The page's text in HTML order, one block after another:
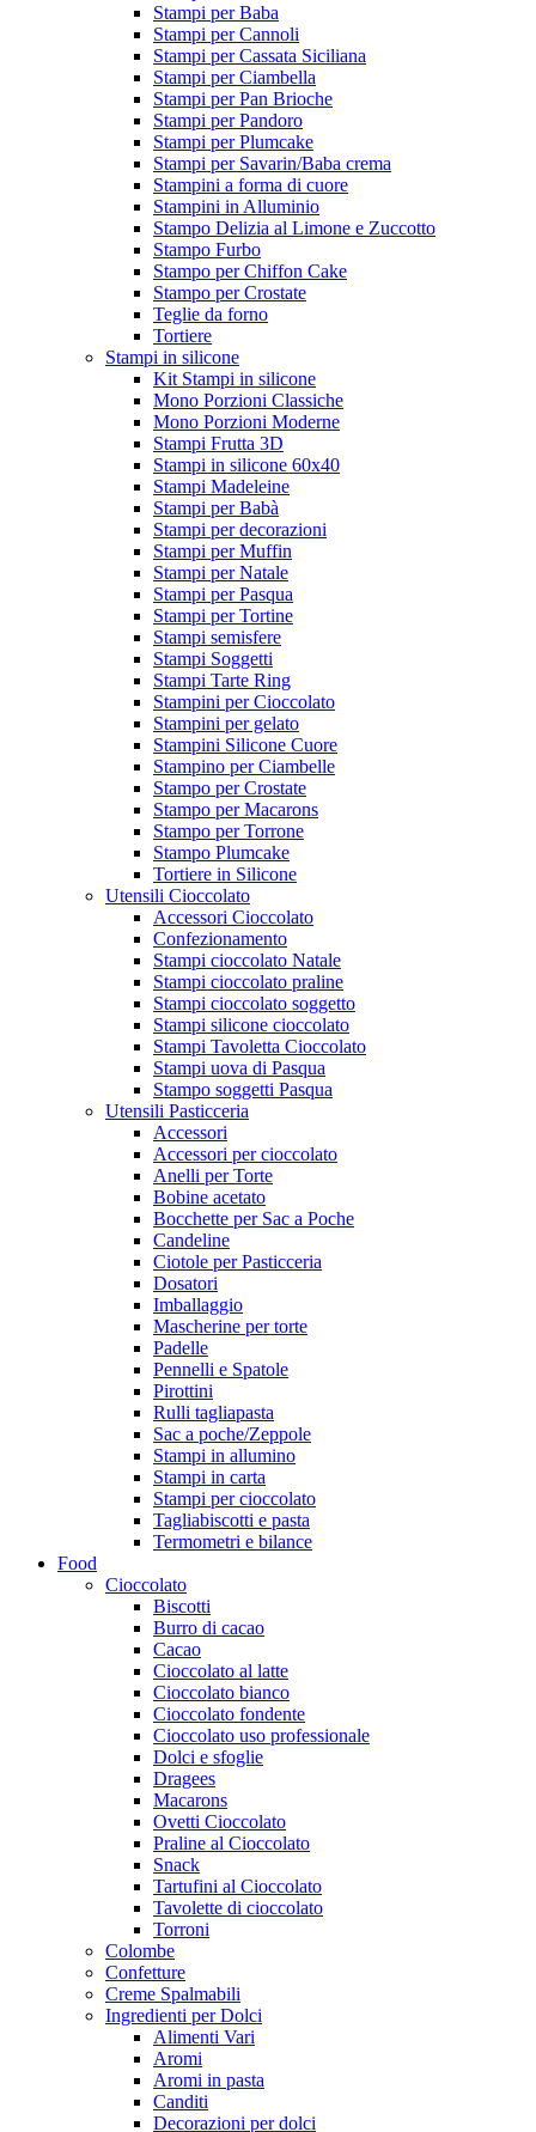
Stampi per Baba
Stampi per Cannoli
Stampi per Cassata Siciliana
Stampi per Ciambella
Stampi per Pan Brioche
Stampi per Pandoro
Stampi per Plumcake
Stampi per Savarin/Baba crema
Stampini a forma di cuore
Stampini in Alluminio
Stampo Delizia al Limone e Zuccotto
Stampo Furbo
Stampo per Chiffon Cake
Stampo per Crostate
Teglie da forno
Tortiere
Stampi in silicone
Kit Stampi in silicone
Mono Porzioni Classiche
Mono Porzioni Moderne
Stampi Frutta 3D
Stampi in silicone 60x40
Stampi Madeleine
Stampi per Babà
Stampi per decorazioni
Stampi per Muffin
Stampi per Natale
Stampi per Pasqua
Stampi per Tortine
Stampi semisfere
Stampi Soggetti
Stampi Tarte Ring
Stampini per Cioccolato
Stampini per gelato
Stampini Silicone Cuore
Stampino per Ciambelle
Stampo per Crostate
Stampo per Macarons
Stampo per Torrone
Stampo Plumcake
Tortiere in Silicone
Utensili Cioccolato
Accessori Cioccolato
Confezionamento
Stampi cioccolato Natale
Stampi cioccolato praline
Stampi cioccolato soggetto
Stampi silicone cioccolato
Stampi Tavoletta Cioccolato
Stampi uova di Pasqua
Stampo soggetti Pasqua
Utensili Pasticceria
Accessori
Accessori per cioccolato
Anelli per Torte
Bobine acetato
Bocchette per Sac a Poche
Candeline
Ciotole per Pasticceria
Dosatori
Imballaggio
Mascherine per torte
Padelle
Pennelli e Spatole
Pirottini
Rulli tagliapasta
Sac a poche/Zeppole
Stampi in allumino
Stampi in carta
Stampi per cioccolato
Tagliabiscotti e pasta
Termometri e bilance
Food
Cioccolato
Biscotti
Burro di cacao
Cacao
Cioccolato al latte
Cioccolato bianco
Cioccolato fondente
Cioccolato uso professionale
Dolci e sfoglie
Dragees
Macarons
Ovetti Cioccolato
Praline al Cioccolato
Snack
Tartufini al Cioccolato
Tavolette di cioccolato
Torroni
Colombe
Confetture
Creme Spalmabili
Ingredienti per Dolci
Alimenti Vari
Aromi
Aromi in pasta
Canditi
Decorazioni per dolci